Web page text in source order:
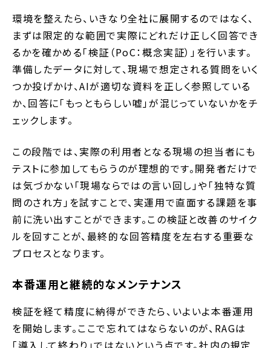
環境を整えたら、いきなり全社に展開するのではなく、
まずは限定的な範囲で実際にどれだけ正しく回答でき
るかを確かめる「検証（PoC：概念実証）」を行います。
準備したデータに対して、現場で想定される質問をいく
つか投げかけ、AIが適切な資料を正しく参照している
か、回答に「もっともらしい嘘」が混じっていないかをチ
ェックします。
この段階では、実際の利用者となる現場の担当者にも
テストに参加してもらうのが理想的です。開発者だけで
は気づかない「現場ならではの言い回し」や「独特な質
問のされ方」を試すことで、実運用で直面する課題を事
前に洗い出すことができます。この検証と改善のサイク
ルを回すことが、最終的な回答精度を左右する重要な
プロセスとなります。
本番運用と継続的なメンテナンス
検証を経て精度に納得ができたら、いよいよ本番運用
を開始します。ここで忘れてはならないのが、RAGは
「導入して終わり」ではないという点です。社内の規定